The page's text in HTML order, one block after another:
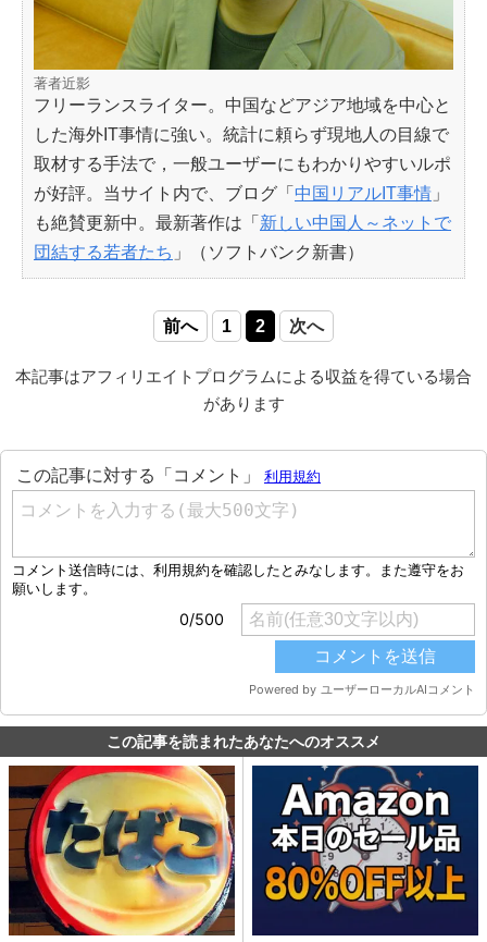
著者近影
フリーランスライター。中国などアジア地域を中心と
した海外IT事情に強い。統計に頼らず現地人の目線で
取材する手法で，一般ユーザーにもわかりやすいルポ
が好評。当サイト内で、ブログ「 中国リアルIT事情 」
も絶賛更新中。最新著作は「 新しい中国人～ネットで
団結する若者たち 」（ソフトバンク新書）
前へ 1 2 次へ
本記事はアフィリエイトプログラムによる収益を得ている場合
があります
この記事を読まれたあなたへのオススメ